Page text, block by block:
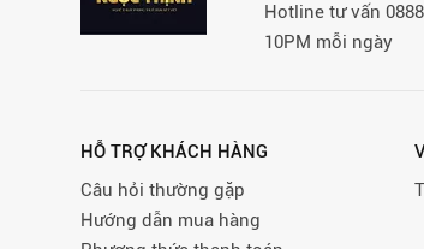
Hotline tư vấn
10PM mỗi ngày
HỖ TRỢ KHÁCH HÀNG
Câu hỏi thường gặp
Hướng dẫn mua hàng